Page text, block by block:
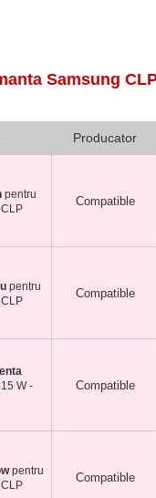
Samsung
Producator
pentru
Compatible
pentru
Compatible
W -
Compatible
pentru
Compatible